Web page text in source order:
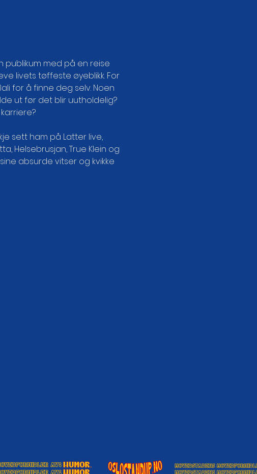
publikum med på en reise
livets tøffeste øyeblikk. For
for å finne deg selv. Noen
ut før det blir uutholdelig?
sett ham på Latter live,
Helsebrusjan, True Klein og
absurde vitser og kvikke